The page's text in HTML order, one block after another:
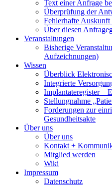
Text einer Anfrage
Überprüfung der
Fehlerhafte Auskunft
Über diesen
Veranstaltungen
Bisherige
Aufzeichnungen)
Wissen
Überblick
Integrierte
Implantateregister –
Stellungnahme
Forderungen zur
Gesundheitsakte
Über uns
Über uns
Kontakt +
Mitglied werden
Wiki
Impressum
Datenschutz